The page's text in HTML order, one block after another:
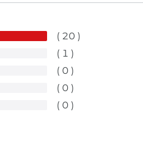
20
1
0
0
0